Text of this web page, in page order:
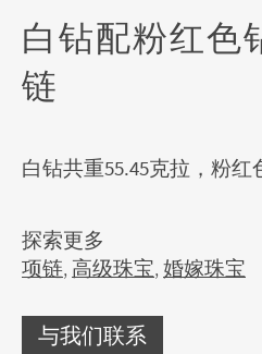
白钻配粉红色
链
白钻共重55.45克拉，粉红
探索更多
项链, 高级珠宝, 婚嫁珠宝
与我们联系